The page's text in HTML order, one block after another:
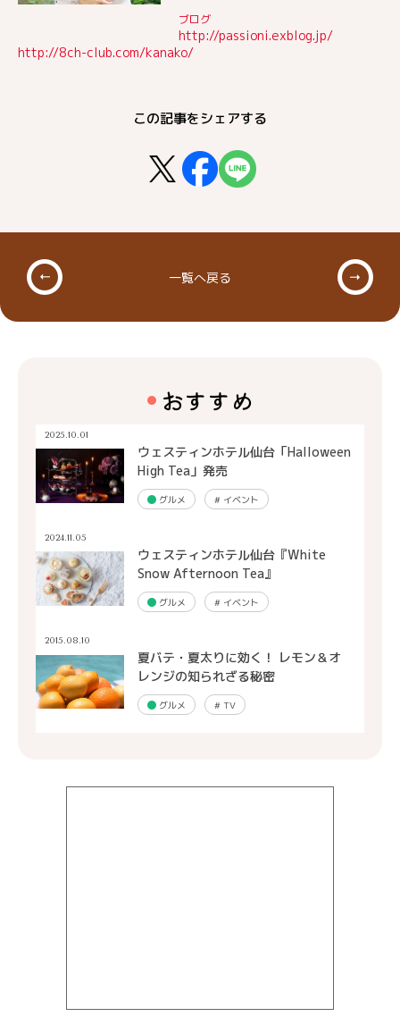
ブログ
http://passioni.exblog.jp/
http://8ch-club.com/kanako/
この記事をシェアする
一覧へ戻る
おすすめ
2025.10.01
ウェスティンホテル仙台「Halloween
High Tea」発売
グルメ #イベント
2024.11.05
ウェスティンホテル仙台『White
Snow Afternoon Tea』
グルメ #イベント
2015.08.10
夏バテ・夏太りに効く！ レモン＆オ
レンジの知られざる秘密
グルメ #TV